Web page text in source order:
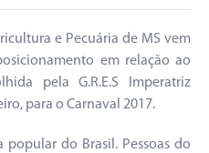
e Pecuária de MS vem
em relação ao
pela G.R.E.S Imperatriz
para o Carnaval 2017.
do Brasil. Pessoas do